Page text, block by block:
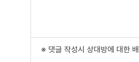
※ 댓글 작성시 상대방에 대한